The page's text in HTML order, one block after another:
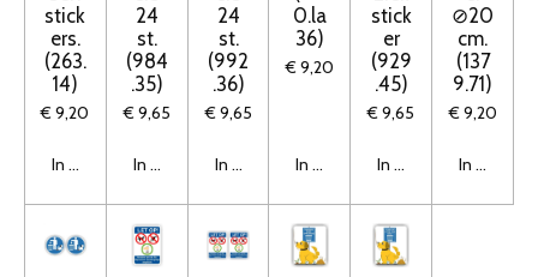
stick
ers.
(263.
14)
€ 9,20
In winkelwagen
24
st.
(984
.35)
€ 9,65
In winkelwagen
24
st.
(992
.36)
€ 9,65
In winkelwagen
0.la
36)
€ 9,20
In winkelwagen
stick
er
(929
.45)
€ 9,65
In winkelwagen
⊘20
cm.
(137
9.71)
€ 9,20
In